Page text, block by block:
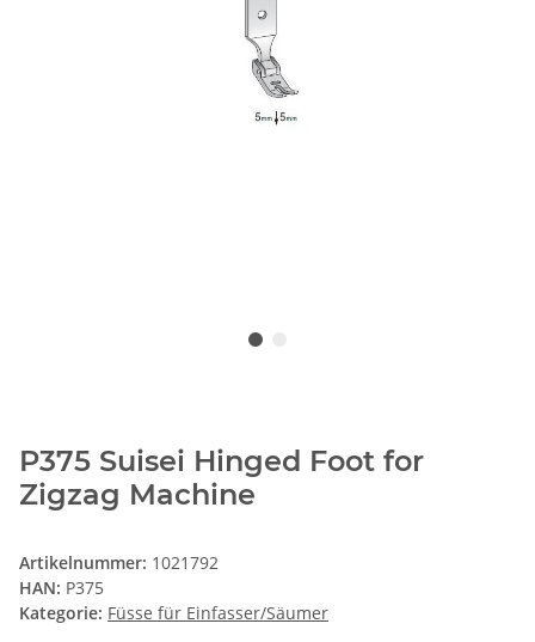
P375 Suisei Hinged Foot for
Zigzag Machine
Artikelnummer: 1021792
HAN: P375
Kategorie: Füsse für Einfasser/Säumer